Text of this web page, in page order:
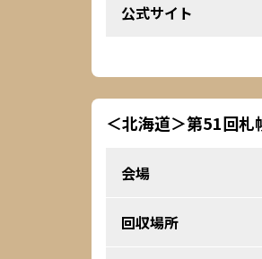
公式サイト
＜北海道＞第51回
会場
回収場所